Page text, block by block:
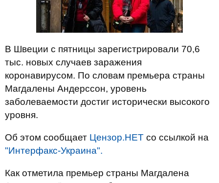
В Швеции с пятницы зарегистрировали 70,6
тыс. новых случаев заражения
коронавирусом. По словам премьера страны
Магдалены Андерссон, уровень
заболеваемости достиг исторически высокого
уровня.
Об этом сообщает Цензор.НЕТ со ссылкой на
"Интерфакс-Украина".
Как отметила премьер страны Магдалена